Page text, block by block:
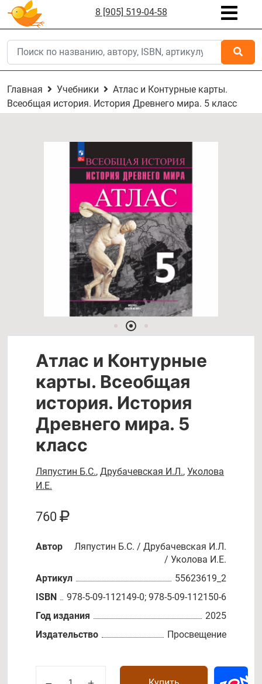
8 [905] 519-04-58
Главная Учебники
Атлас и Контурные карты.
Всеобщая история. История Древнего мира. 5 класс
Атлас и Контурные
карты. Всеобщая
история. История
Древнего мира. 5
класс
Ляпустин Б.С., Друбачевская И.Л., Уколова
И.Е.
760
Автор
Ляпустин Б.С. / Друбачевская И.Л.
/ Уколова И.Е.
Артикул
55623619_2
ISBN
978-5-09-112149-0; 978-5-09-112150-6
Год издания
2025
Издательство
Просвещение